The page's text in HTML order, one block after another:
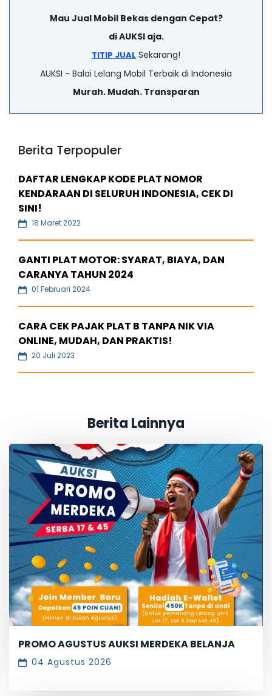
Mau Jual Mobil Bekas dengan Cepat?
di AUKSI aja.
TITIP JUAL Sekarang!
AUKSI - Balai Lelang Mobil Terbaik di Indonesia
Murah. Mudah. Transparan
Berita Terpopuler
DAFTAR LENGKAP KODE PLAT NOMOR
KENDARAAN DI SELURUH INDONESIA, CEK DI
SINI!
18 Maret 2022
GANTI PLAT MOTOR: SYARAT, BIAYA, DAN
CARANYA TAHUN 2024
01 Februari 2024
CARA CEK PAJAK PLAT B TANPA NIK VIA
ONLINE, MUDAH, DAN PRAKTIS!
20 Juli 2023
Berita Lainnya
PROMO AGUSTUS AUKSI MERDEKA BELANJA
04 Agustus 2026